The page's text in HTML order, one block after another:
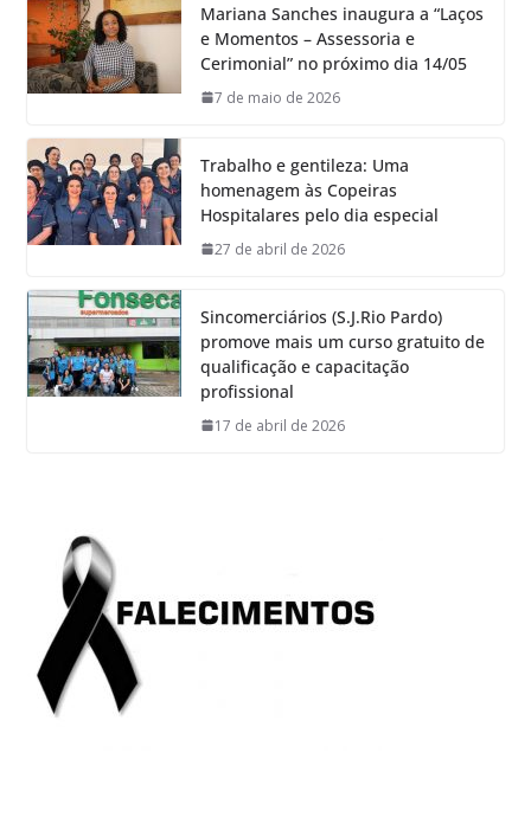
Mariana Sanches inaugura a “Laços
e Momentos – Assessoria e
Cerimonial” no próximo dia 14/05
7 de maio de 2026
Trabalho e gentileza: Uma
homenagem às Copeiras
Hospitalares pelo dia especial
27 de abril de 2026
Sincomerciários (S.J.Rio Pardo)
promove mais um curso gratuito de
qualificação e capacitação
profissional
17 de abril de 2026